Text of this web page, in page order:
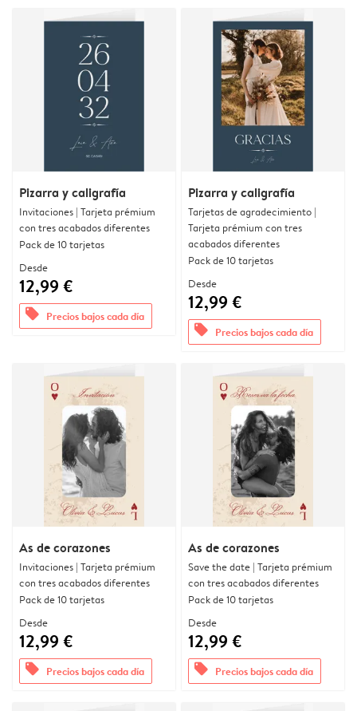
Pizarra y caligrafía
Invitaciones | Tarjeta prémium
con tres acabados diferentes
Pack de 10 tarjetas
Desde
12,99 €
offers Precios bajos cada día
Pizarra y caligrafía
Tarjetas de agradecimiento |
Tarjeta prémium con tres
acabados diferentes
Pack de 10 tarjetas
Desde
12,99 €
offers Precios bajos cada día
As de corazones
Invitaciones | Tarjeta prémium
con tres acabados diferentes
Pack de 10 tarjetas
Desde
12,99 €
offers Precios bajos cada día
As de corazones
Save the date | Tarjeta prémium
con tres acabados diferentes
Pack de 10 tarjetas
Desde
12,99 €
offers Precios bajos cada día